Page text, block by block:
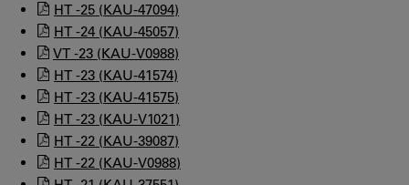
HT -25 (KAU-47094)
HT -24 (KAU-45057)
VT -23 (KAU-V0988)
HT -23 (KAU-41574)
HT -23 (KAU-41575)
HT -23 (KAU-V1021)
HT -22 (KAU-39087)
HT -22 (KAU-V0988)